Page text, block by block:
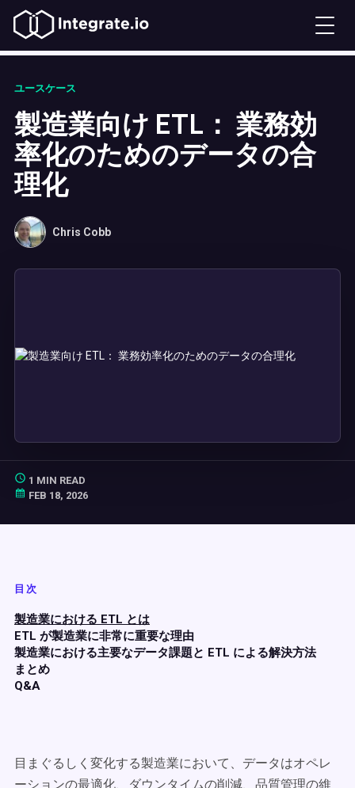
ユースケース
製造業向け ETL： 業務効
率化のためのデータの合
理化
Chris Cobb
1 MIN READ
FEB 18, 2026
目次
製造業における ETL とは
ETL が製造業に非常に重要な理由
製造業における主要なデータ課題と ETL による解決方法
まとめ
Q&A
目まぐるしく変化する製造業において、データはオペレ
ーションの最適化、ダウンタイムの削減、品質管理の維